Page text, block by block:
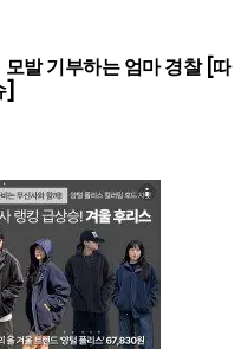
발 기부하는 엄마 경찰 [따